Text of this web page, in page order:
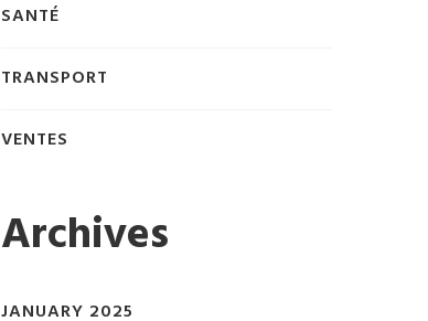
SANTÉ
TRANSPORT
VENTES
Archives
JANUARY 2025